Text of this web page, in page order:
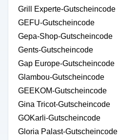
Grill Experte-Gutscheincode
GEFU-Gutscheincode
Gepa-Shop-Gutscheincode
Gents-Gutscheincode
Gap Europe-Gutscheincode
Glambou-Gutscheincode
GEEKOM-Gutscheincode
Gina Tricot-Gutscheincode
GOKarli-Gutscheincode
Gloria Palast-Gutscheincode